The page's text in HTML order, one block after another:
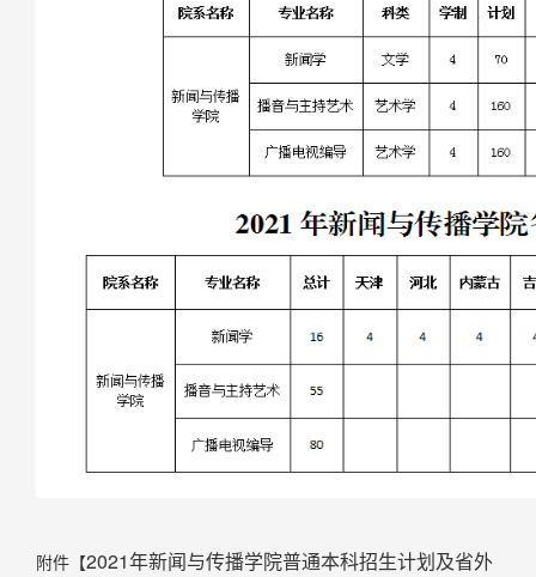
附件【2021年新闻与传播学院普通本科招生计划及省外